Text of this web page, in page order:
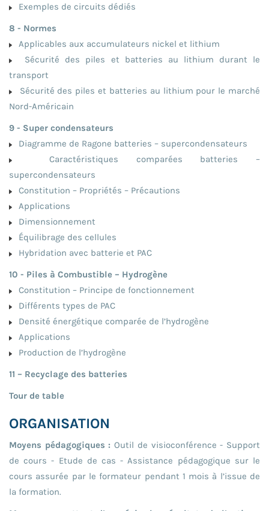
Exemples de circuits dédiés
8 - Normes
Applicables aux accumulateurs nickel et lithium
Sécurité des piles et batteries au lithium durant le
transport
Sécurité des piles et batteries au lithium pour le marché
Nord-Américain
9 - Super condensateurs
Diagramme de Ragone batteries – supercondensateurs
Caractéristiques comparées batteries –
supercondensateurs
Constitution – Propriétés – Précautions
Applications
Dimensionnement
Équilibrage des cellules
Hybridation avec batterie et PAC
10 - Piles à Combustible – Hydrogène
Constitution – Principe de fonctionnement
Différents types de PAC
Densité énergétique comparée de l’hydrogène
Applications
Production de l’hydrogène
11 – Recyclage des batteries
Tour de table
ORGANISATION
Moyens pédagogiques : Outil de visioconférence - Support
de cours - Etude de cas - Assistance pédagogique sur le
cours assurée par le formateur pendant 1 mois à l’issue de
la formation.